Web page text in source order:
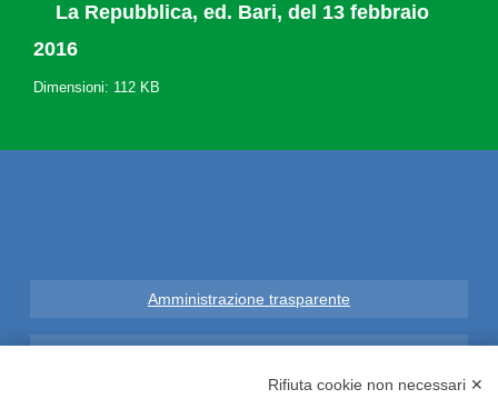
La Repubblica, ed. Bari, del 13 febbraio
2016
Dimensioni: 112 KB
Amministrazione trasparente
Rifiuta cookie non necessari ✕